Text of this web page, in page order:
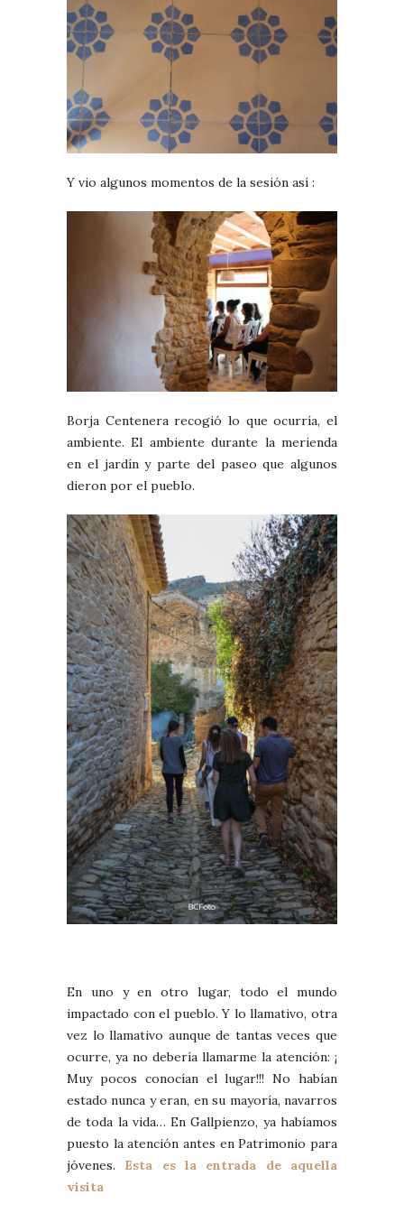
Y vio algunos momentos de la sesión así :
Borja Centenera recogió lo que ocurría, el
ambiente. El ambiente durante la merienda
en el jardín y parte del paseo que algunos
dieron por el pueblo.
En uno y en otro lugar, todo el mundo
impactado con el pueblo. Y lo llamativo, otra
vez lo llamativo aunque de tantas veces que
ocurre, ya no debería llamarme la atención: ¡
Muy pocos conocían el lugar!!! No habían
estado nunca y eran, en su mayoría, navarros
de toda la vida… En Gallpienzo, ya habíamos
puesto la atención antes en Patrimonio para
jóvenes. Esta es la entrada de aquella
visita